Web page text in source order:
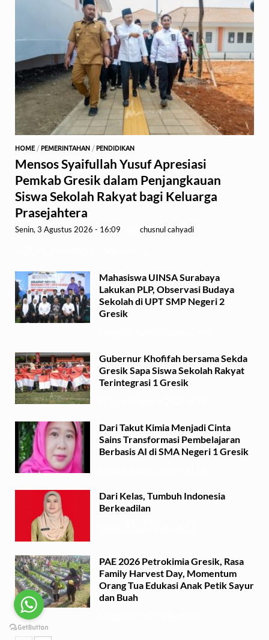
HOME /PEMERINTAHAN /PENDIDIKAN
Mensos Syaifullah Yusuf Apresiasi
Pemkab Gresik dalam Penjangkauan
Siswa Sekolah Rakyat bagi Keluarga
Prasejahtera
Senin, 3 Agustus 2026 - 16:09 chusnul cahyadi
Mahasiswa UINSA Surabaya
Lakukan PLP, Observasi Budaya
Sekolah di UPT SMP Negeri 2
Gresik
Gubernur Khofifah bersama Sekda
Gresik Sapa Siswa Sekolah Rakyat
Terintegrasi 1 Gresik
Dari Takut Kimia Menjadi Cinta
Sains Transformasi Pembelajaran
Berbasis AI di SMA Negeri 1 Gresik
Dari Kelas, Tumbuh Indonesia
Berkeadilan
PAE 2026 Petrokimia Gresik, Rasa
Family Harvest Day, Momentum
Orang Tua Edukasi Anak Petik Sayur
dan Buah